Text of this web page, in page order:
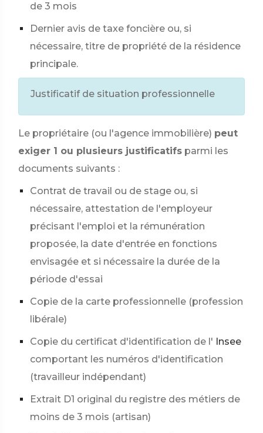
de 3 mois
Dernier avis de taxe foncière ou, si
nécessaire, titre de propriété de la résidence
principale.
Justificatif de situation professionnelle
Le propriétaire (ou l'agence immobilière) peut
exiger 1 ou plusieurs justificatifs parmi les
documents suivants :
Contrat de travail ou de stage ou, si
nécessaire, attestation de l'employeur
précisant l'emploi et la rémunération
proposée, la date d'entrée en fonctions
envisagée et si nécessaire la durée de la
période d'essai
Copie de la carte professionnelle (profession
libérale)
Copie du certificat d'identification de l' Insee
comportant les numéros d'identification
(travailleur indépendant)
Extrait D1 original du registre des métiers de
moins de 3 mois (artisan)